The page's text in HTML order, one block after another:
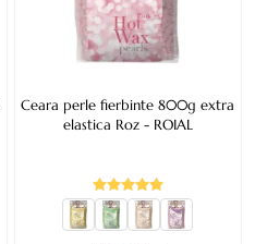
Ceara perle fierbinte 800g extra
elastica Roz - ROIAL